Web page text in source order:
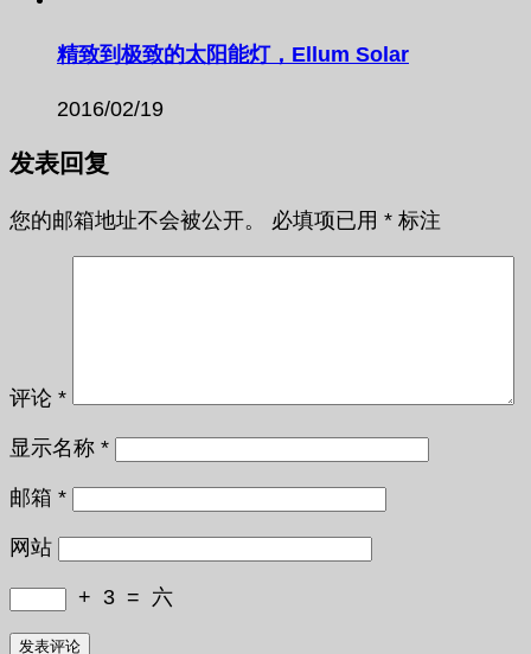
精致到极致的太阳能灯，Ellum Solar
2016/02/19
发表回复
您的邮箱地址不会被公开。 必填项已用 * 标注
评论 *
显示名称 *
邮箱 *
网站
+ 3 = 六